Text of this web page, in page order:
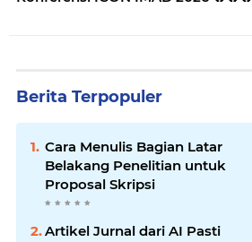
Berita Terpopuler
Cara Menulis Bagian Latar
Belakang Penelitian untuk
Proposal Skripsi
Artikel Jurnal dari AI Pasti